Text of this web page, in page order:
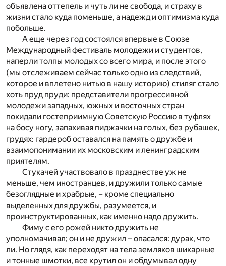
объявлена оттепель и чуть ли не свобода, и страху в
жизни стало куда поменьше, а надежд и оптимизма куда
побольше.
А еще через год состоялся впервые в Союзе
Международный фестиваль молодежи и студентов,
наперли толпы молодых со всего мира, и после этого
(мы отслеживаем сейчас только одно из следствий,
которое и вплетено нитью в нашу историю) стиляг стало
хоть пруд пруди: представители прогрессивной
молодежи западных, южных и восточных стран
покидали гостеприимную Советскую Россию в туфлях
на босу ногу, запахивая пиджачки на голых, без рубашек,
грудях: гардероб оставался на память о дружбе и
взаимопонимании их московским и ленинградским
приятелям.
Стукачей участвовало в празднестве уж не
меньше, чем иностранцев, и дружили только самые
безоглядные и храбрые, – кроме специально
выделенных для дружбы, разумеется, и
проинструктированных, как именно надо дружить.
Фиму с его рожей никто дружить не
уполномачивал; он и не дружил – опасался: дурак, что
ли. Но глядя, как переходят на тела земляков шикарные
и тонные шмотки, все крутил он и обдумывал одну